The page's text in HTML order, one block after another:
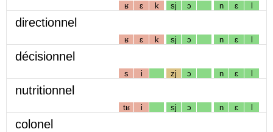
ʁ ɛ k sj ɔ n ɛ l
directionnel
ʁ ɛ k sj ɔ n ɛ l
décisionnel
s i zj ɔ n ɛ l
nutritionnel
tʁ i sj ɔ n ɛ l
colonel